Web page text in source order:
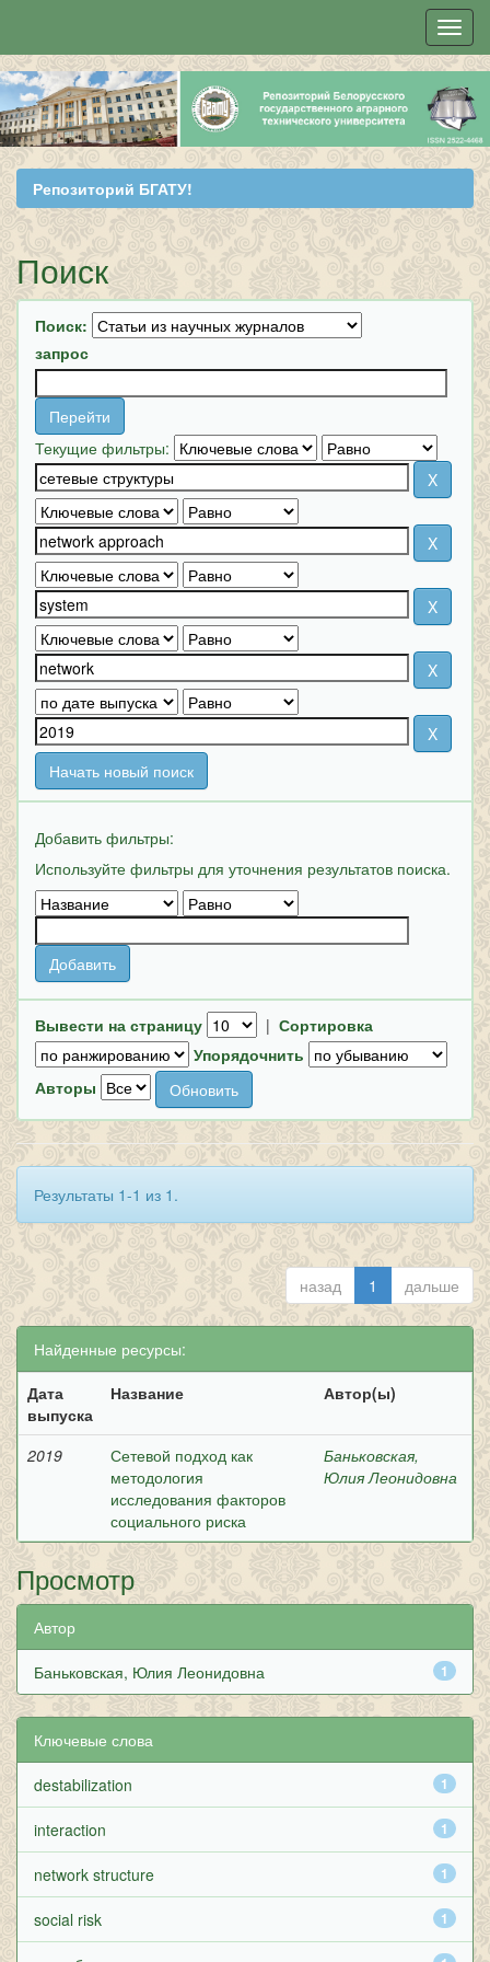
Skip
navigation
Репозиторий БГАТУ!
Поиск
Поиск:
запрос
Текущие фильтры:
Начать новый поиск
Добавить фильтры:
Используйте фильтры для уточнения результатов поиска.
Вывести на страницу | Сортировка
Упорядочнить
Авторы
Результаты 1-1 из 1.
назад 1 дальше
Найденные ресурсы:
Дата
выпуска
Название Автор(ы)
2019
Сетевой подход как
методология
исследования факторов
социального риска
Баньковская,
Юлия Леонидовна
Просмотр
Автор
1
Баньковская, Юлия Леонидовна
Ключевые слова
1
destabilization
1
interaction
1
network structure
1
social risk